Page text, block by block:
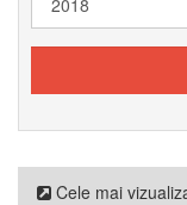
Cele mai